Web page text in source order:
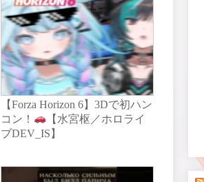
【Forza Horizon 6】3Dで初ハン
コン！
【水宮枢／ホロライ
ブDEV_IS】